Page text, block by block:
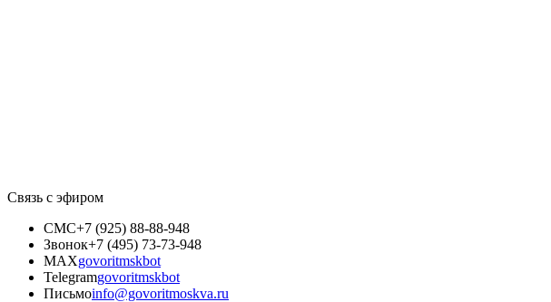
Связь с эфиром
СМС+7 (925) 88-88-948
Звонок+7 (495) 73-73-948
MAXgovoritmskbot
Telegramgovoritmskbot
Письмоinfo@govoritmoskva.ru